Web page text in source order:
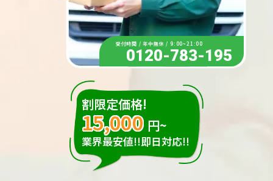
受付時間 / 年中無休 / 9:00~21:00
0120-783-195
割限定価格!
15,000 円~
業界最安値!!即日対応!!